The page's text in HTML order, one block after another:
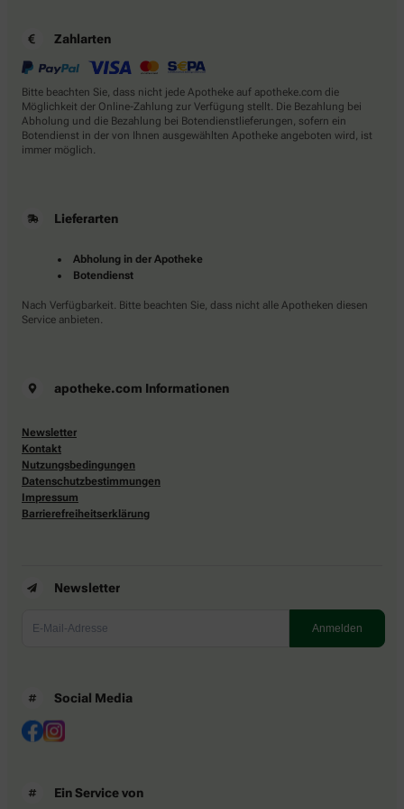
Zahlarten
Bitte beachten Sie, dass nicht jede Apotheke auf apotheke.com die
Möglichkeit der Online-Zahlung zur Verfügung stellt. Die Bezahlung bei
Abholung und die Bezahlung bei Botendienstlieferungen, sofern ein
Botendienst in der von Ihnen ausgewählten Apotheke angeboten wird, ist
immer möglich.
Lieferarten
Abholung in der Apotheke
Botendienst
Nach Verfügbarkeit. Bitte beachten Sie, dass nicht alle Apotheken diesen
Service anbieten.
apotheke.com Informationen
Newsletter
Kontakt
Nutzungsbedingungen
Datenschutzbestimmungen
Impressum
Barrierefreiheitserklärung
Newsletter
Social Media
Ein Service von